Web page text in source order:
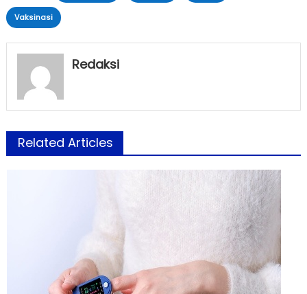
Vaksinasi
Redaksi
Related Articles